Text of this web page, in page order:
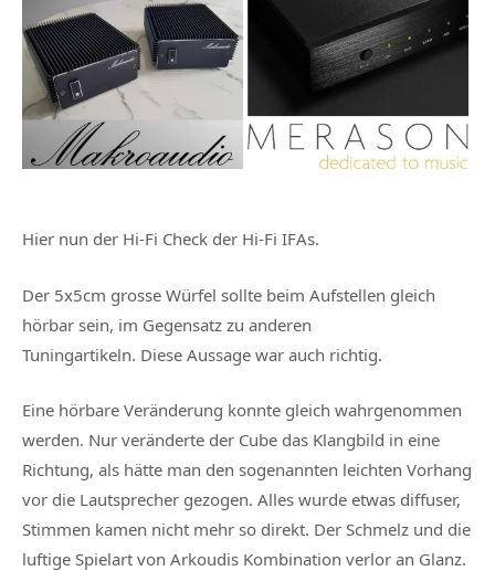
Hier nun der Hi-Fi Check der Hi-Fi IFAs.
Der 5x5cm grosse Würfel sollte beim Aufstellen gleich
hörbar sein, im Gegensatz zu anderen
Tuningartikeln. Diese Aussage war auch richtig.
Eine hörbare Veränderung konnte gleich wahrgenommen
werden. Nur veränderte der Cube das Klangbild in eine
Richtung, als hätte man den sogenannten leichten Vorhang
vor die Lautsprecher gezogen. Alles wurde etwas diffuser,
Stimmen kamen nicht mehr so direkt. Der Schmelz und die
luftige Spielart von Arkoudis Kombination verlor an Glanz.